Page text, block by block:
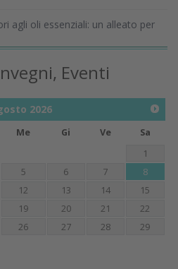
agli oli essenziali: un alleato per
Eventi
2026
Me Gi Ve
Sa
1
5 6 7
8
12 13 14
15
19 20 21
22
26 27 28
29